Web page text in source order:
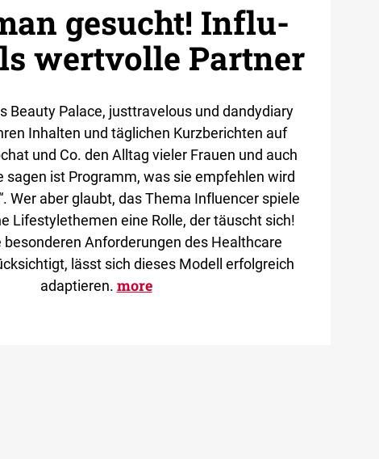
gesucht! ­Influ­
wertvolle Partner
Beauty Palace, justtravelous und dandydiary
Inhalten und täglichen Kurzberichten auf
und Co. den Alltag vieler Frauen und auch
sagen ist Programm, was sie empfehlen wird
Wer aber glaubt, das Thema Influencer spiele
Lifestylethemen eine Rolle, der täuscht sich!
besonderen Anforderungen des Healthcare
lässt sich dieses Modell erfolgreich
adaptieren. more